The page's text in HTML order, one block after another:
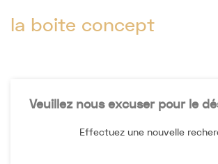
la boite concept
Veuillez nous excuser pour le
Effectuez une nouvelle